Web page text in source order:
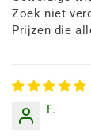
Zoek niet
Prijzen die
F.